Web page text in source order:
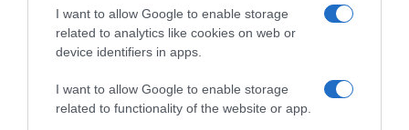
I want to allow Google to enable storage
related to analytics like cookies on web or
device identifiers in apps.
I want to allow Google to enable storage
related to functionality of the website or app.
Se connecter
Vous n'avez pas de compte ?